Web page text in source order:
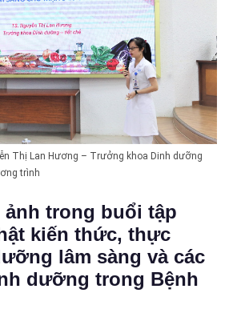
Thị Lan Hương – Trưởng khoa Dinh dưỡng
trình
ảnh trong buổi tập
kiến thức, thực
lâm sàng và các
dưỡng trong Bệnh